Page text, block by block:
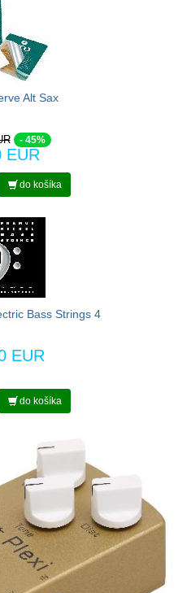
Alt Sax
- 45%
EUR
do košíka
Bass Strings 4
EUR
do košíka